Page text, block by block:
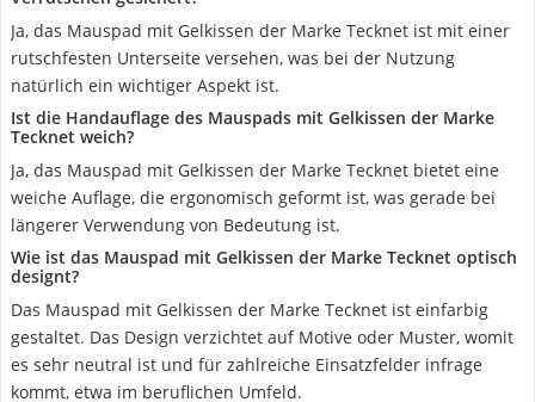
Ja, das Mauspad mit Gelkissen der Marke Tecknet ist mit einer
rutschfesten Unterseite versehen, was bei der Nutzung
natürlich ein wichtiger Aspekt ist.
Ist die Handauflage des Mauspads mit Gelkissen der Marke
Tecknet weich?
Ja, das Mauspad mit Gelkissen der Marke Tecknet bietet eine
weiche Auflage, die ergonomisch geformt ist, was gerade bei
längerer Verwendung von Bedeutung ist.
Wie ist das Mauspad mit Gelkissen der Marke Tecknet optisch
designt?
Das Mauspad mit Gelkissen der Marke Tecknet ist einfarbig
gestaltet. Das Design verzichtet auf Motive oder Muster, womit
es sehr neutral ist und für zahlreiche Einsatzfelder infrage
kommt, etwa im beruflichen Umfeld.